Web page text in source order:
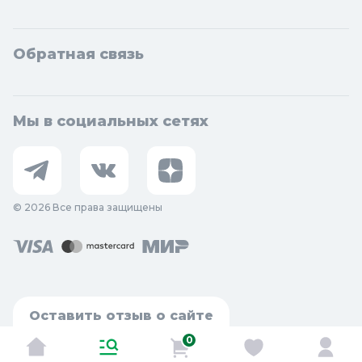
Обратная связь
Мы в социальных сетях
© 2026 Все права защищены
Оставить отзыв о сайте
0